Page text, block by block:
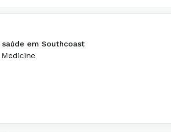
em Southcoast